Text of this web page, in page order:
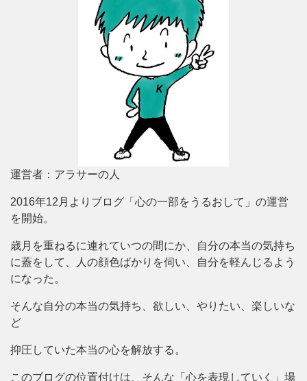
運営者：アラサーの人
2016年12月よりブログ「心の一部をうるおして」の運営
を開始。
歳月を重ねるに連れていつの間にか、自分の本当の気持ち
に蓋をして、人の顔色ばかりを伺い、自分を軽んじるよう
になった。
そんな自分の本当の気持ち、欲しい、やりたい、楽しいな
ど
抑圧していた本当の心を解放する。
このブログの位置付けは、そんな「心を表現していく」場